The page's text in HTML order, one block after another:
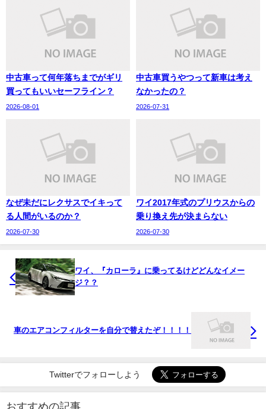
中古車って何年落ちまでがギリ
買ってもいいセーフライン？
2026-08-01
中古車買うやつって新車は考え
なかったの？
2026-07-31
なぜ未だにレクサスでイキって
る人間がいるのか？
2026-07-30
ワイ2017年式のプリウスからの
乗り換え先が決まらない
2026-07-30
ワイ、『カローラ』に乗ってるけどどんなイメー
ジ？？
車のエアコンフィルターを自分で替えたぞ！！！！
Twitterでフォローしよう
おすすめの記事